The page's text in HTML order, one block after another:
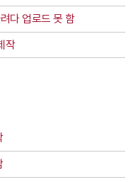
다 업로드 못 함
작